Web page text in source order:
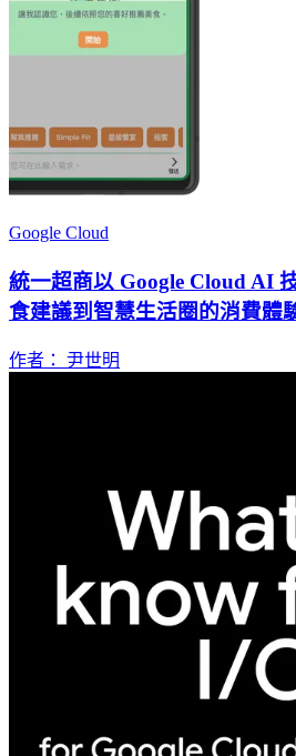
Google Cloud
統一超商以 Google Cloud AI
食建議到智慧生活圈的消費體
作者： 尹世明